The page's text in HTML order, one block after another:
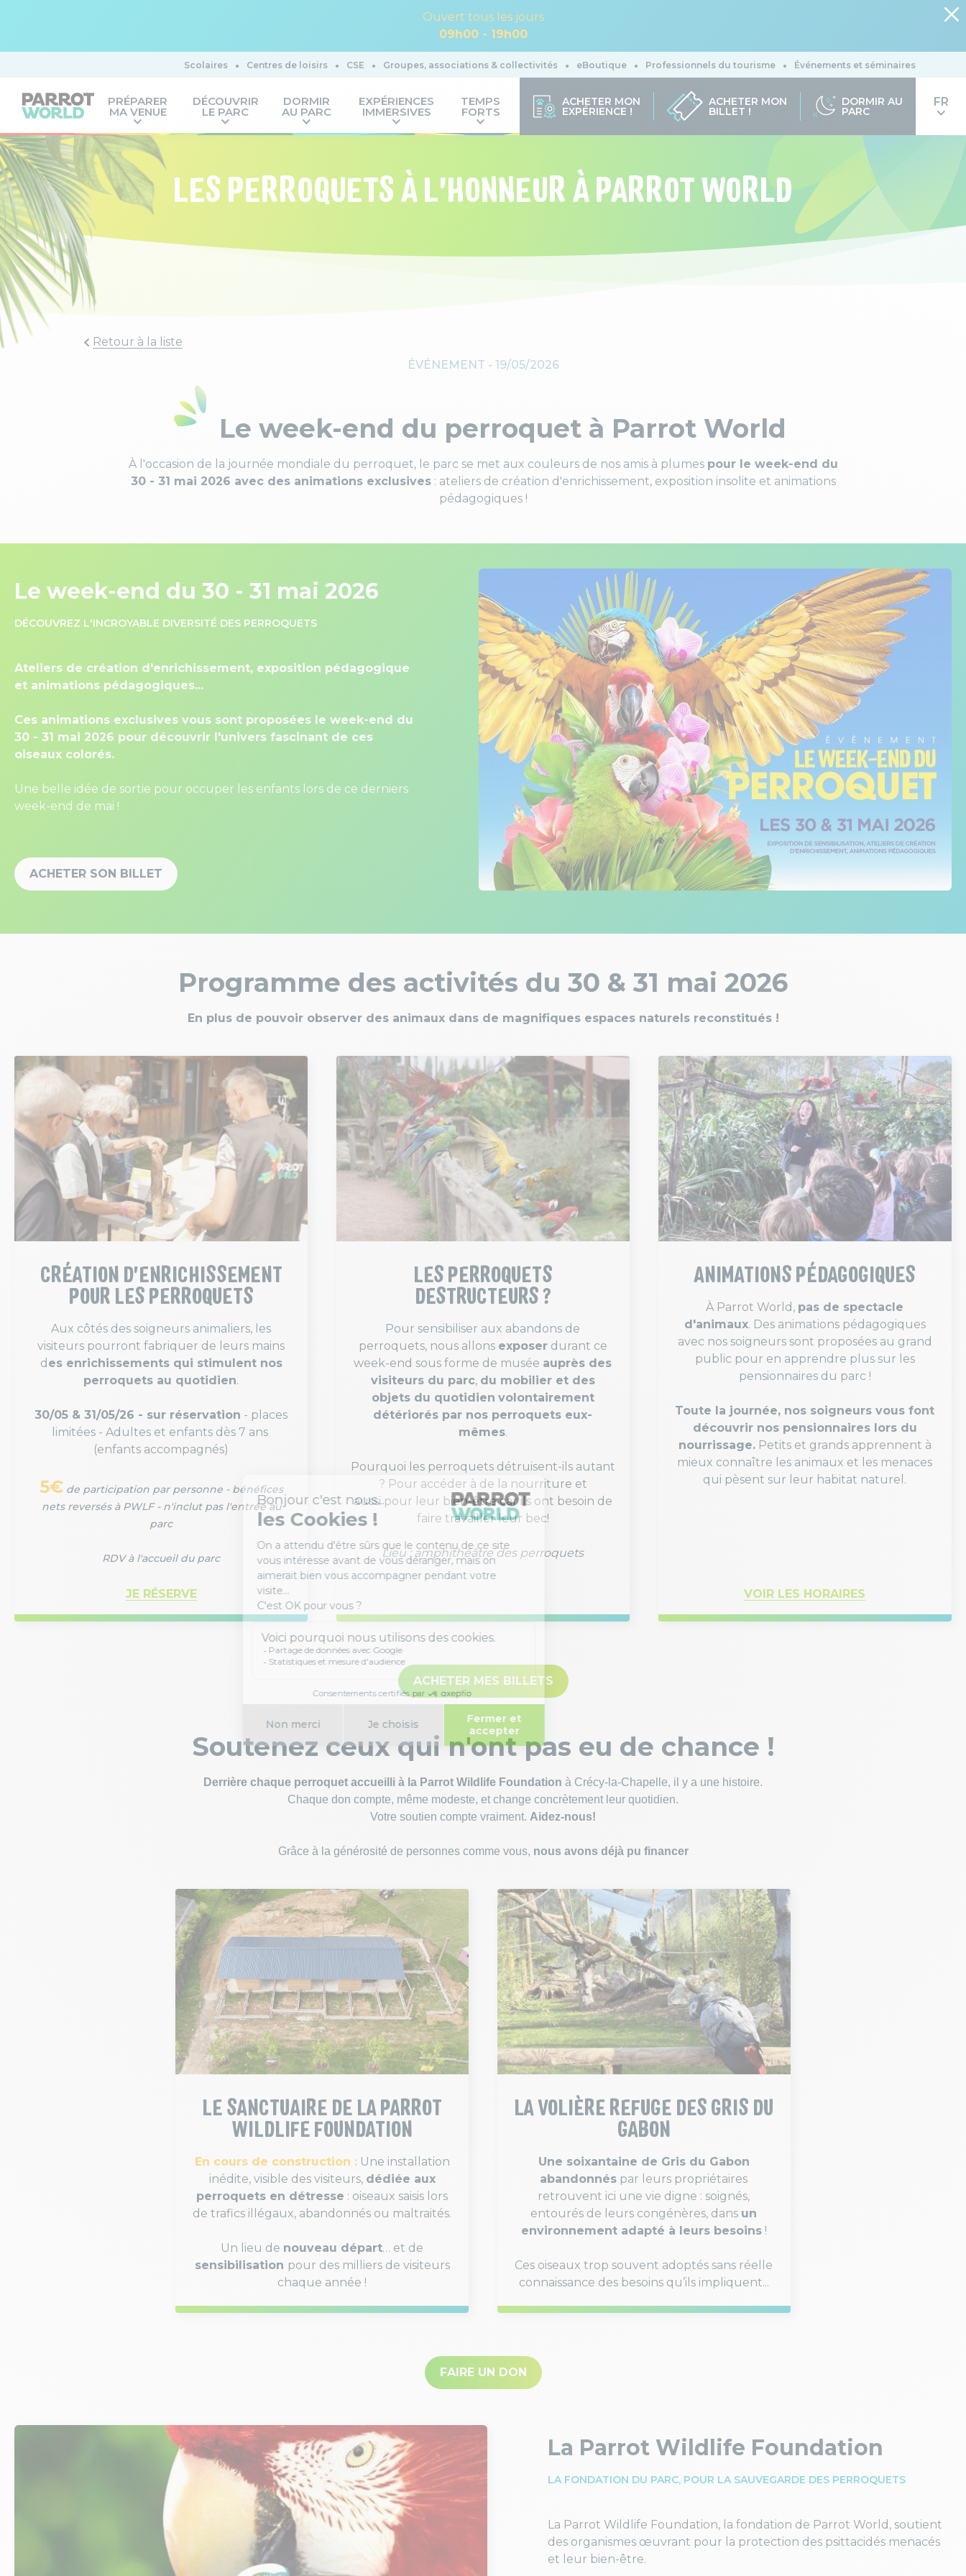
Ouvert tous les jours
09h00 - 19h00
Scolaires Centres de loisirs CSE Groupes, associations & collectivités eBoutique Professionnels du tourisme Événements et séminaires
PRÉPARER
MA VENUE
DÉCOUVRIR
LE PARC
DORMIR
AU PARC
EXPÉRIENCES
IMMERSIVES
TEMPS
FORTS
ACHETER MON
EXPÉRIENCE !
ACHETER MON
BILLET !
DORMIR AU
PARC
LES PERROQUETS À L'HONNEUR À PARROT WORLD
Retour à la liste
ÉVÉNEMENT - 19/05/2026
Le week-end du perroquet à Parrot World
À l'occasion de la journée mondiale du perroquet, le parc se met aux couleurs de nos amis à plumes pour le week-end du
30 - 31 mai 2026 avec des animations exclusives: ateliers de création d'enrichissement, exposition insolite et animations
pédagogiques ​​!
Le week-end du 30 - 31 mai 2026
DÉCOUVREZ L'INCROYABLE DIVERSITÉ DES PERROQUETS
Ateliers de création d'enrichissement, exposition pédagogique
et animations pédagogiques...
Ces animations exclusives vous sont proposées le week-end du
30 - 31 mai 2026 pour découvrir l'univers fascinant de ces
oiseaux colorés.
Une belle idée de sortie pour occuper les enfants lors de ce derniers
week-end de mai !
ACHETER SON BILLET
Programme des activités du 30 & 31 mai 2026
En plus de pouvoir observer des animaux dans de magnifiques espaces naturels reconstitués !
CRÉATION D'ENRICHISSEMENT
POUR LES PERROQUETS
Aux côtés des soigneurs animaliers, les
visiteurs pourront fabriquer de leurs mains
d es enrichissements qui stimulent nos
perroquets au quotidien.
30/05 & 31/05/26 - sur réservation - places
limitées - Adultes et enfants dès 7 ans
(enfants accompagnés)
5€ de participation par personne - bénéfices
nets reversés à PWLF - n'inclut pas l'entrée au
parc
RDV à l'accueil du parc
JE RÉSERVE
LES PERROQUETS
DESTRUCTEURS ?
Pour sensibiliser aux abandons de
perroquets, nous allons exposerdurant ce
week-end sous forme de musée auprès des
visiteurs du parc, du mobilier et des
objets du quotidien volontairement
détériorés par nos perroquets eux-
mêmes.
Pourquoi les perroquets détruisent-ils autant
? Pour accéder à de la nourriture et
aussi pour leur bien-être car ils ont besoin de
faire travailler leur bec!
Lieu : amphithéâtre des perroquets
ANIMATIONS PÉDAGOGIQUES
À Parrot World, pas de spectacle
d'animaux. Des animations pédagogiques
avec nos soigneurs sont proposées au grand
public pour en apprendre plus sur les
pensionnaires du parc !
Toute la journée, nos soigneurs vous font
découvrir nos pensionnaires lors du
nourrissage.Petits et grands apprennent à
mieux connaître les animaux et les menaces
qui pèsent sur leur habitat naturel.
VOIR LES HORAIRES
ACHETER MES BILLETS
Soutenez ceux qui n'ont pas eu de chance !
Derrière chaque perroquet accueilli à la Parrot Wildlife Foundation à Crécy-la-Chapelle, il y a une histoire.
Chaque don compte, même modeste, et change concrètement leur quotidien.
Votre soutien compte vraiment. Aidez-nous!
Grâce à la générosité de personnes comme vous, nous avons déjà pu financer
LE SANCTUAIRE DE LA PARROT
WILDLIFE FOUNDATION
En cours de construction :Une installation
inédite, visible des visiteurs, dédiée aux
perroquets en détresse : oiseaux saisis lors
de trafics illégaux, abandonnés ou maltraités.
Un lieu de nouveau départ… et de
sensibilisation pour des milliers de visiteurs
chaque année !
LA VOLIÈRE REFUGE DES GRIS DU
GABON
Une soixantaine de Gris du Gabon
abandonnés par leurs propriétaires
retrouvent ici une vie digne : soignés,
entourés de leurs congénères, dans un
environnement adapté à leurs besoins!
Ces oiseaux trop souvent adoptés sans réelle
connaissance des besoins qu’ils impliquent...
FAIRE UN DON
La Parrot Wildlife Foundation
LA FONDATION DU PARC, POUR LA SAUVEGARDE DES PERROQUETS
La Parrot Wildlife Foundation, la fondation de Parrot World, soutient
des organismes œuvrant pour la protection des psittacidés menacés
et leur bien-être.